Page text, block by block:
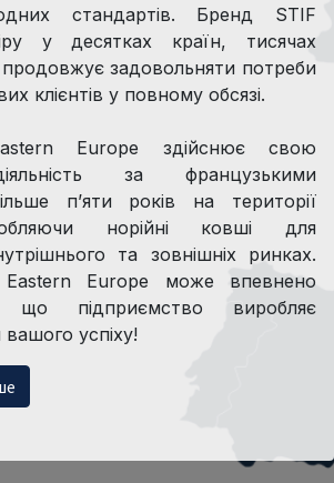
стандартів. Бренд STIF
у десятках країн, тисячах
задовольняти потреби
клієнтів у повному обсязі.
Europe здійснює свою
за французькими
п’яти років на території
норійні ковші для
та зовнішніх ринках.
Europe може впевнено
що підприємство виробляє
успіху!